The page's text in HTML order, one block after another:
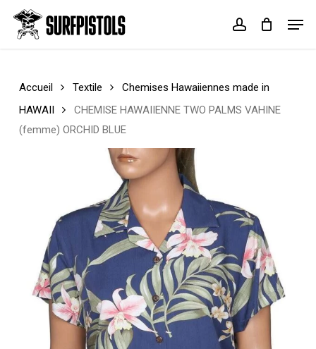
main
account
Cart Close
Accueil Textile
Chemises Hawaiiennes made in
HAWAII
CHEMISE HAWAIIENNE TWO PALMS VAHINE
(femme) ORCHID BLUE